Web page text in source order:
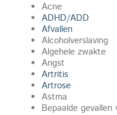
Acne
ADHD/ADD
Afvallen
Alcoholverslaving
Algehele zwakte
Angst
Artritis
Artrose
Astma
Bepaalde gevallen